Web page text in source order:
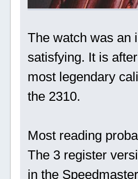
The watch was an
satisfying. It is
most legendary
the 2310.
Most reading
The 3 register
in the